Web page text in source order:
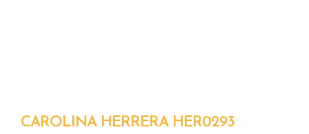
CAROLINA HERRERA HER0293